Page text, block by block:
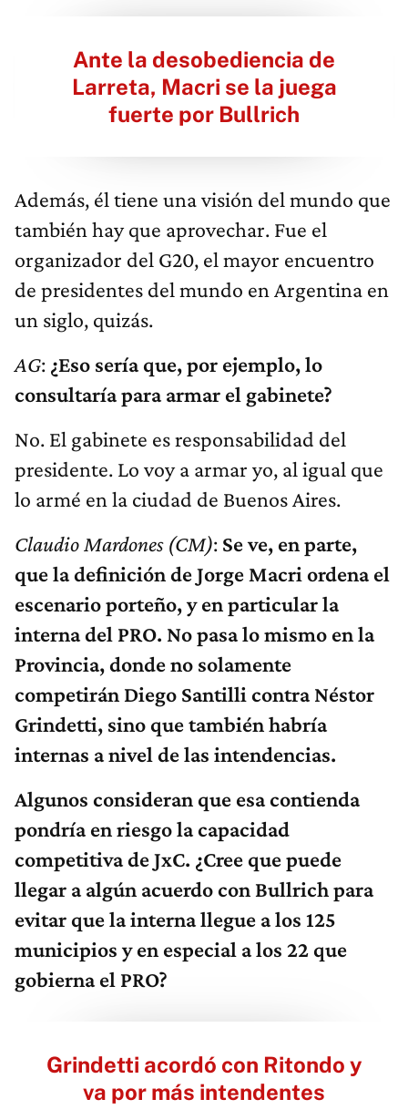
Ante la desobediencia de
Larreta, Macri se la juega
fuerte por Bullrich
Además, él tiene una visión del mundo que
también hay que aprovechar. Fue el
organizador del G20, el mayor encuentro
de presidentes del mundo en Argentina en
un siglo, quizás.
AG: ¿Eso sería que, por ejemplo, lo
consultaría para armar el gabinete?
No. El gabinete es responsabilidad del
presidente. Lo voy a armar yo, al igual que
lo armé en la ciudad de Buenos Aires.
Claudio Mardones (CM): Se ve, en parte,
que la definición de Jorge Macri ordena el
escenario porteño, y en particular la
interna del PRO. No pasa lo mismo en la
Provincia, donde no solamente
competirán Diego Santilli contra Néstor
Grindetti, sino que también habría
internas a nivel de las intendencias.
Algunos consideran que esa contienda
pondría en riesgo la capacidad
competitiva de JxC. ¿Cree que puede
llegar a algún acuerdo con Bullrich para
evitar que la interna llegue a los 125
municipios y en especial a los 22 que
gobierna el PRO?
Grindetti acordó con Ritondo y
va por más intendentes